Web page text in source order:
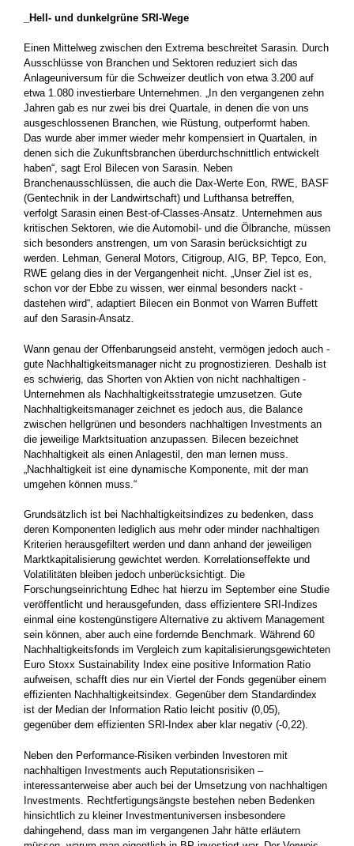
_Hell- und dunkelgrüne SRI-Wege
Einen Mittelweg zwischen den Extrema beschreitet Sarasin. Durch
Ausschlüsse von Branchen und Sektoren reduziert sich das
Anlage­universum für die Schweizer deutlich von etwa 3.200 auf
etwa 1.080 investierbare Unternehmen. „In den vergangenen zehn
Jahren gab es nur zwei bis drei Quartale, in denen die von uns
ausgeschlossenen Branchen, wie Rüstung, outperformt haben.
Das wurde aber immer wieder mehr kompensiert in Quartalen, in
denen sich die ­Zukunftsbranchen überdurchschnittlich entwickelt
haben“, sagt Erol Bilecen von Sarasin. Neben
Branchenausschlüssen, die auch die Dax-Werte Eon, RWE, BASF
(Gentechnik in der Landwirtschaft) und Lufthansa betreffen,
verfolgt Sarasin einen Best-of-Classes-Ansatz. Unternehmen aus
kritischen Sektoren, wie die Automobil- und die ­Ölbranche, müssen
sich besonders anstrengen, um von Sarasin ­berücksichtigt zu
werden. Lehman, General Motors, Citigroup, AIG, BP, Tepco, Eon,
RWE gelang dies in der Vergangenheit nicht. „Unser Ziel ist es,
schon vor der Ebbe zu wissen, wer einmal besonders nackt ­
dastehen wird“, adaptiert Bilecen ein Bonmot von Warren Buffett
auf den Sarasin-­Ansatz.
Wann genau der Offenbarungseid ansteht, vermögen ­jedoch auch ­
gute Nachhaltigkeitsmanager nicht zu prognostizieren. Deshalb ist
es schwierig, das Shorten von Aktien von nicht ­nachhaltigen ­
Unternehmen als Nachhaltigkeitsstrategie umzusetzen. Gute
Nachhaltigkeitsmanager zeichnet es jedoch aus, die Balance
zwischen ­hellgrünen und besonders nachhaltigen Investments an
die jeweilige Marktsituation anzupassen. Bilecen bezeichnet
Nachhaltigkeit als ­einen Anlagestil, den man lernen muss.
„Nachhaltigkeit ist eine dynamische Komponente, mit der man
umgehen können muss.“
Grundsätzlich ist bei Nachhaltigkeitsindizes zu bedenken, dass
deren Komponenten lediglich aus mehr oder minder nachhaltigen
Kriterien herausgefiltert werden und dann anhand der jeweiligen
Marktkapitalisierung gewichtet werden. Korrelationseffekte und
Volatilitäten bleiben jedoch unberücksichtigt. Die
Forschungseinrichtung Edhec hat hierzu im September eine Studie
veröffentlicht und herausgefunden, dass effizientere SRI-Indizes
einmal eine kostengünstigere Alternative zu aktivem Management
sein können, aber auch eine ­fordernde Benchmark. Während 60
Nachhaltigkeitsfonds im ­Vergleich zum kapitalisierungsgewichteten
Euro Stoxx Sustainability Index eine positive Information Ratio
aufweisen, schafft dies nur ein Viertel der Fonds gegenüber einem
effizienten Nachhaltigkeitsindex. Gegenüber dem Standardindex
ist der Median der Information Ratio leicht positiv (0,05),
gegenüber dem effizienten SRI-Index aber klar negativ (-0,22).
Neben den Performance-Risiken verbinden Investoren mit
nachhaltigen Investments auch Reputationsrisiken –
interessanterweise aber auch bei der Umsetzung von nachhaltigen
Investments. Rechtfertigungsängste bestehen neben Bedenken
hinsichtlich zu kleiner Investmentuniversen insbesondere
dahingehend, dass man im ­vergangenen Jahr hätte erläutern